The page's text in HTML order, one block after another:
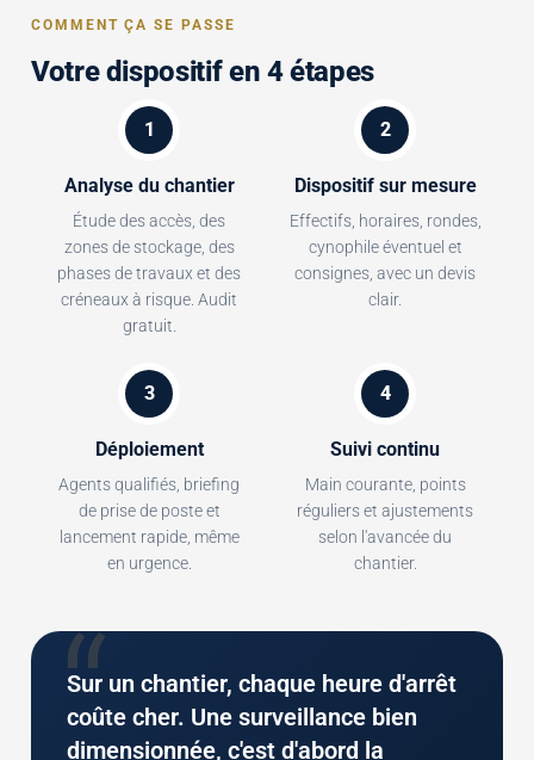
COMMENT ÇA SE PASSE
Votre dispositif en 4 étapes
1
Analyse du chantier
Étude des accès, des
zones de stockage, des
phases de travaux et des
créneaux à risque. Audit
gratuit.
2
Dispositif sur mesure
Effectifs, horaires, rondes,
cynophile éventuel et
consignes, avec un devis
clair.
3
Déploiement
Agents qualifiés, briefing
de prise de poste et
lancement rapide, même
en urgence.
4
Suivi continu
Main courante, points
réguliers et ajustements
selon l'avancée du
chantier.
“
Sur un chantier, chaque heure d'arrêt
coûte cher. Une surveillance bien
dimensionnée, c'est d'abord la